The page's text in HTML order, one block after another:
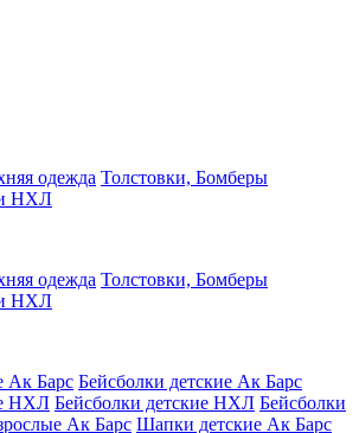
одежда Толстовки, Бомберы
НХЛ
одежда Толстовки, Бомберы
НХЛ
Ак Барс Бейсболки детские Ак Барс
НХЛ Бейсболки детские НХЛ Бейсболки
Ак Барс Шапки детские Ак Барс